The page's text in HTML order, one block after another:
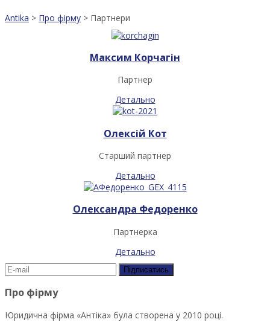
Antika > Про фірму > Партнери
Максим Корчагін
Партнер
Детально
Олексій Кот
Старший партнер
Детально
Олександра Федоренко
Партнерка
Детально
Про фірму
Юридична фірма «Антіка» була створена у 2010 році.